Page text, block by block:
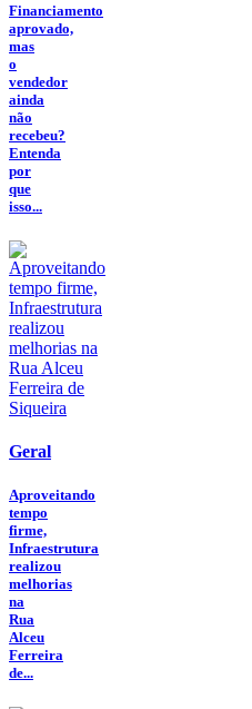
Financiamento
aprovado,
mas
o
vendedor
ainda
não
recebeu?
Entenda
por
que
isso...
Geral
Aproveitando
tempo
firme,
Infraestrutura
realizou
melhorias
na
Rua
Alceu
Ferreira
de...